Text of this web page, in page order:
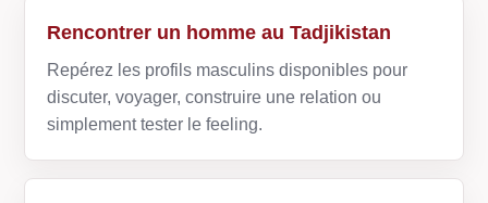
Rencontrer un homme au Tadjikistan
Repérez les profils masculins disponibles pour
discuter, voyager, construire une relation ou
simplement tester le feeling.